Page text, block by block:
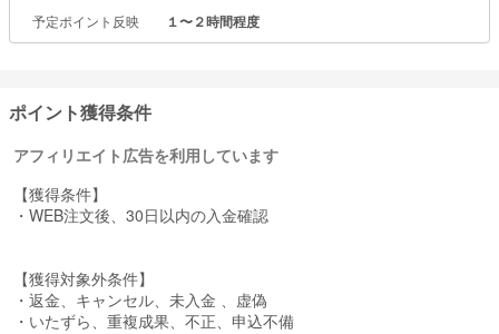
管理医療機器認証を取得した磁気ネックレスは、最大磁束密度200m
Tの強磁力で肩や首のコリ、
す。
カジュアルウェアは、極上の着心地にこだわりスポーツテイストと
トレンドをMIXしたスタイルで
スポーツ選手や有名人の愛用者も多数います。
予定ポイント反映 １〜２時間程度
ポイント獲得条件
アフィリエイト広告を利用しています
【獲得条件】
・WEB注文後、30日以内の入金確認
【獲得対象外条件】
・返金、キャンセル、未入金 、虚偽
・いたずら、重複成果、不正、申込不備